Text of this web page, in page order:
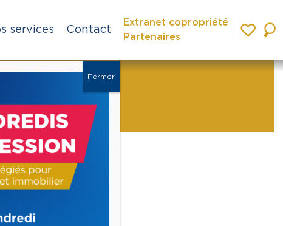
services Contact
Extranet copropriété
Partenaires
Fermer